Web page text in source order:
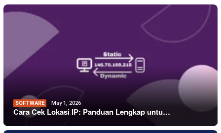
SOFTWARE May 1, 2026
Cara Cek Lokasi IP: Panduan Lengkap untu…